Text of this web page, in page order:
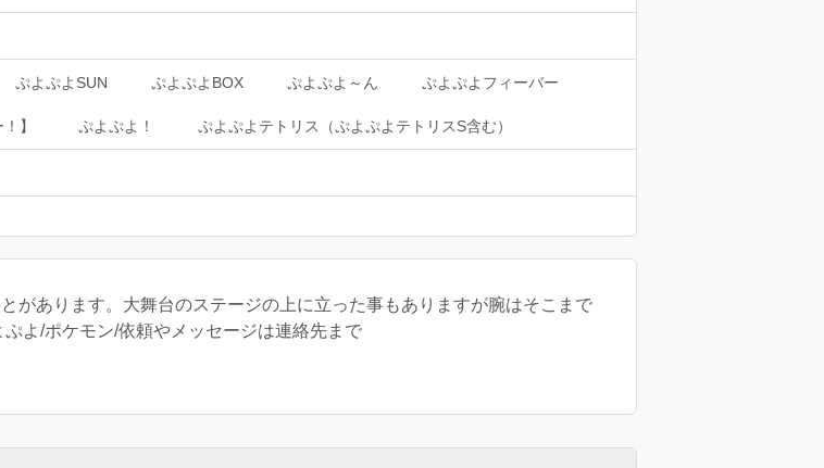
ぷよぷよSUN ぷよぷよBOX ぷよぷよ～ん ぷよぷよフィーバー
】 ぷよぷよ！ ぷよぷよテトリス（ぷよぷよテトリスS含む）
があります。大舞台のステージの上に立った事もありますが腕はそこまで
よ/ポケモン/依頼やメッセージは連絡先まで